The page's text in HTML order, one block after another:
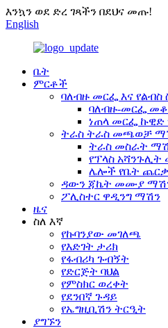
እንኳን ወደ ድረ ገጻችን በደህና መጡ!
English
ቤት
ምርቶች
ባለብዙ መርፌ እና
ባለብዙ-መርፌ
ነጠላ መርፌ
ትራስ ትራስ መጫወቻ
ትራስ መስራት
የፕላስ
ሌሎች የቤት
ዳውን ጃኬት መሙያ
ፖሊስተር ዋዲንግ ማሽን
ዜና
ስለ እኛ
የኩባንያው መገለጫ
የእድገት ታሪክ
የፋብሪካ ጉብኝት
የድርጅት ባህል
የምስክር ወረቀት
የደንበኛ ጉዳይ
የኤግዚቢሽን ትርዒት
ያግኙን